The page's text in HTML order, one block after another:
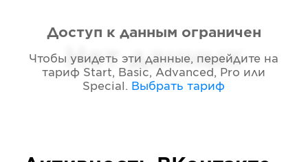
Нет данных
Доступ к данным ограничен
Чтобы увидеть эти данные, перейдите на
тариф Start, Basic, Advanced, Pro или
Special . Выбрать тариф